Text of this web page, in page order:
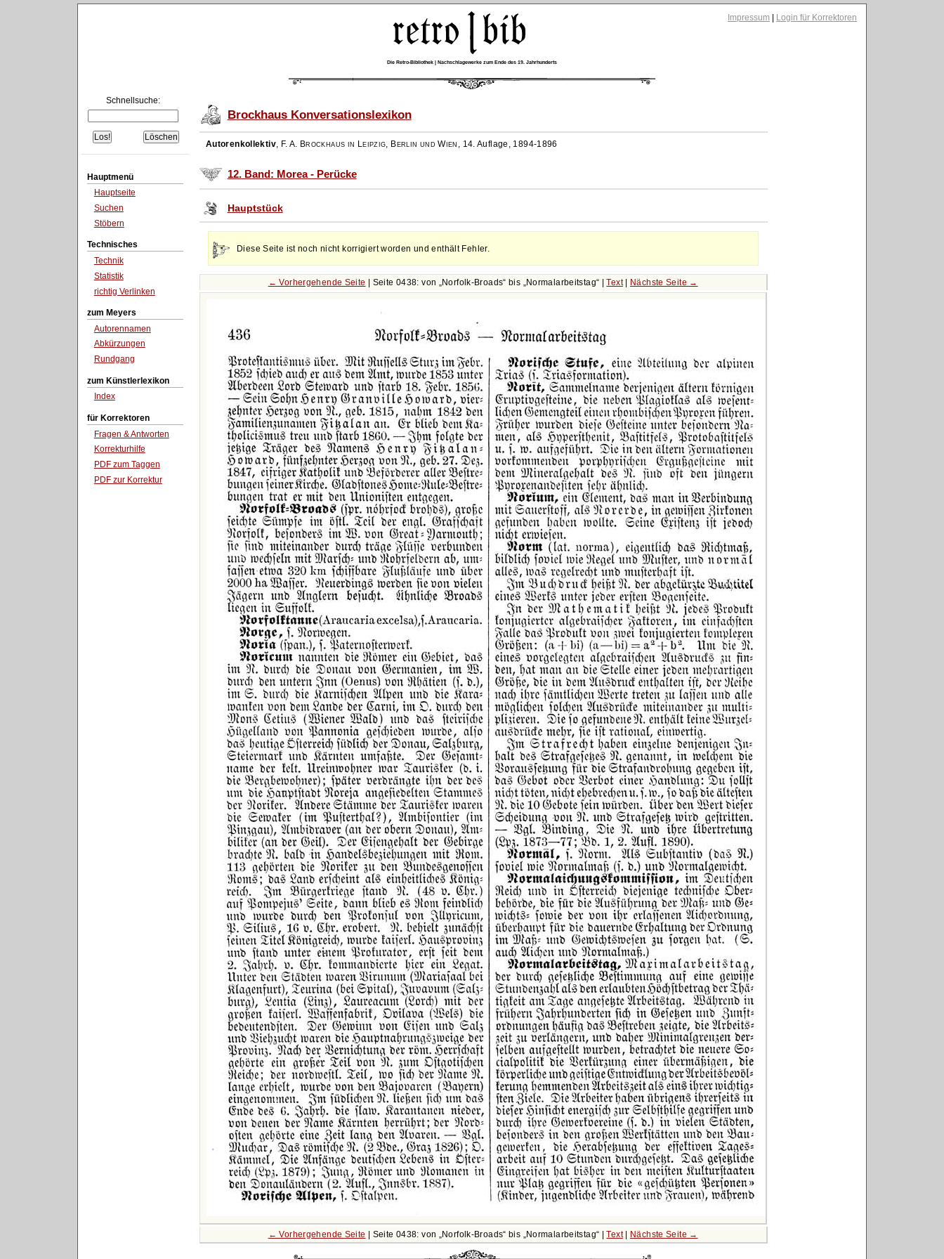
Impressum Login für Korrektoren
Die Retro-Bibliothek | Nachschlagewerke zum Ende des 19. Jahrhunderts
Schnellsuche:
Hauptmenü
Hauptseite
Suchen
Stöbern
Technisches
Technik
Statistik
richtig Verlinken
zum Meyers
Autorennamen
Abkürzungen
Rundgang
zum Künstlerlexikon
Index
für Korrektoren
Fragen & Antworten
Korrekturhilfe
PDF zum Taggen
PDF zur Korrektur
Brockhaus Konversationslexikon
Autorenkollektiv, F. A. Brockhaus in Leipzig, Berlin und Wien , 14. Auflage, 1894-1896
12. Band: Morea - Perücke
Hauptstück
Diese Seite ist noch nicht korrigiert worden und enthält Fehler.
← Vorhergehende Seite | Seite 0438: von Norfolk-Broads bis Normalarbeitstag |Text| Nächste Seite →
← Vorhergehende Seite | Seite 0438: von Norfolk-Broads bis Normalarbeitstag |Text| Nächste Seite →